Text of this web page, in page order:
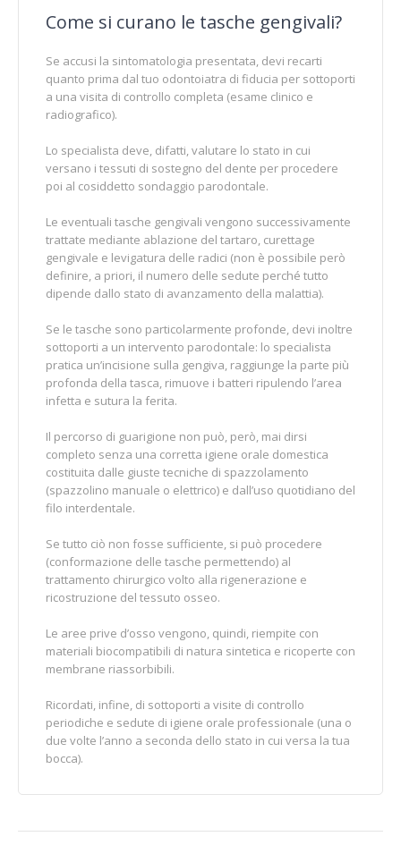
Come si curano le tasche gengivali?
Se accusi la sintomatologia presentata, devi recarti
quanto prima dal tuo odontoiatra di fiducia per sottoporti
a una visita di controllo completa (esame clinico e
radiografico).
Lo specialista deve, difatti, valutare lo stato in cui
versano i tessuti di sostegno del dente per procedere
poi al cosiddetto sondaggio parodontale.
Le eventuali tasche gengivali vengono successivamente
trattate mediante ablazione del tartaro, curettage
gengivale e levigatura delle radici (non è possibile però
definire, a priori, il numero delle sedute perché tutto
dipende dallo stato di avanzamento della malattia).
Se le tasche sono particolarmente profonde, devi inoltre
sottoporti a un intervento parodontale: lo specialista
pratica un’incisione sulla gengiva, raggiunge la parte più
profonda della tasca, rimuove i batteri ripulendo l’area
infetta e sutura la ferita.
Il percorso di guarigione non può, però, mai dirsi
completo senza una corretta igiene orale domestica
costituita dalle giuste tecniche di spazzolamento
(spazzolino manuale o elettrico) e dall’uso quotidiano del
filo interdentale.
Se tutto ciò non fosse sufficiente, si può procedere
(conformazione delle tasche permettendo) al
trattamento chirurgico volto alla rigenerazione e
ricostruzione del tessuto osseo.
Le aree prive d’osso vengono, quindi, riempite con
materiali biocompatibili di natura sintetica e ricoperte con
membrane riassorbibili.
Ricordati, infine, di sottoporti a visite di controllo
periodiche e sedute di igiene orale professionale (una o
due volte l’anno a seconda dello stato in cui versa la tua
bocca).